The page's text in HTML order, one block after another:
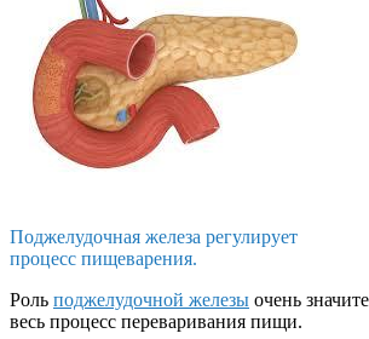
Поджелудочная железа регулирует
процесс пищеварения.
Роль поджелудочной железы очень
весь процесс переваривания пищи.